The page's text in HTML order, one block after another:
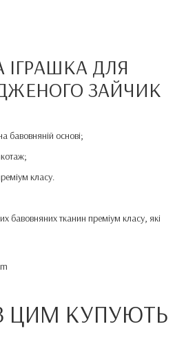
ІГРАШКА ДЛЯ
ЗАЙЧИК
бавовняній основі;
класу.
бавовняних тканин преміум класу, які
ЦИМ КУПУЮТЬ